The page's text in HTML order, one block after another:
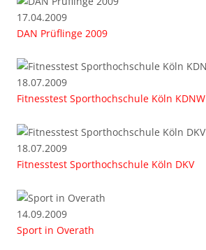
17.04.2009
DAN Prüflinge 2009
18.07.2009
Fitnesstest Sporthochschule Köln KDNW
18.07.2009
Fitnesstest Sporthochschule Köln DKV
14.09.2009
Sport in Overath